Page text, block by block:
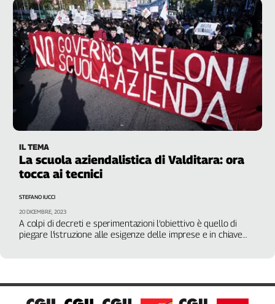
IL TEMA
La scuola aziendalistica di Valditara: ora
tocca ai tecnici
A colpi di decreti e sperimentazioni l’obiettivo è quello di
piegare l’istruzione alle esigenze delle imprese e in chiave
STEFANO IUCCI
20 DICEMBRE, 2023